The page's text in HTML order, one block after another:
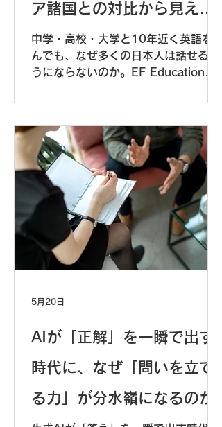
ア諸国との対比から見える
日本の語学教育
中学・高校・大学と10年近く英語を学
んでも、なぜ多くの日本人は話せるよ
うにならないのか。EF Education
力調査のデータをもとに、アジア諸国
のは「才能」ではなく「学習環境の設
計」という課題。読んだその日から始
められる、小さな一歩を提案します。
AIが「正解」を一瞬で出す
時代に、なぜ「問いを立て
る力」が分水嶺になるのか
5月20日